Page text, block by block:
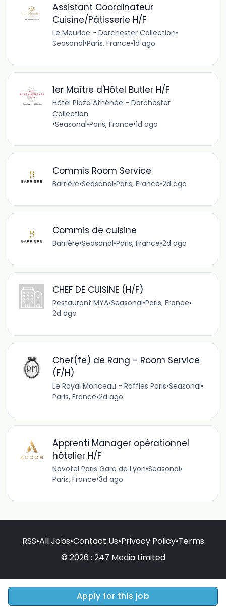
Apply for this job
Assistant Coordinateur
Cuisine/Pâtisserie H/F
Le Meurice - Dorchester Collection•
Seasonal•Paris, France•1d ago
1er Maître d'Hôtel Butler H/F
Hôtel Plaza Athénée - Dorchester
Collection
•Seasonal•Paris, France•1d ago
Commis Room Service
Barrière•Seasonal•Paris, France•2d ago
Commis de cuisine
Barrière•Seasonal•Paris, France•2d ago
CHEF DE CUISINE (H/F)
Restaurant MYA•Seasonal•Paris, France•
2d ago
Chef(fe) de Rang - Room Service
(F/H)
Le Royal Monceau - Raffles Paris•Seasonal•
Paris, France•2d ago
Apprenti Manager opérationnel
hôtelier H/F
Novotel Paris Gare de Lyon•Seasonal•
Paris, France•3d ago
RSS•All Jobs•Contact Us•Privacy Policy•Terms
© 2026 : 247 Media Limited